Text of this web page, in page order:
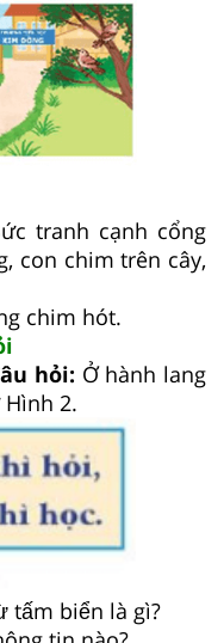
tranh cạnh cổng
con chim trên cây,
chim hót.
hỏi: Ở hành lang
2.
tấm biển là gì?